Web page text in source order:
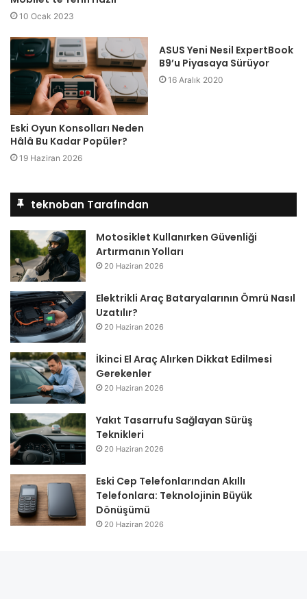
10 Ocak 2023
Eski Oyun Konsolları Neden
Hâlâ Bu Kadar Popüler?
19 Haziran 2026
ASUS Yeni Nesil ExpertBook
B9’u Piyasaya Sürüyor
16 Aralık 2020
teknoban Tarafından
Motosiklet Kullanırken Güvenliği
Artırmanın Yolları
20 Haziran 2026
Elektrikli Araç Bataryalarının Ömrü Nasıl
Uzatılır?
20 Haziran 2026
İkinci El Araç Alırken Dikkat Edilmesi
Gerekenler
20 Haziran 2026
Yakıt Tasarrufu Sağlayan Sürüş
Teknikleri
20 Haziran 2026
Eski Cep Telefonlarından Akıllı
Telefonlara: Teknolojinin Büyük
Dönüşümü
20 Haziran 2026